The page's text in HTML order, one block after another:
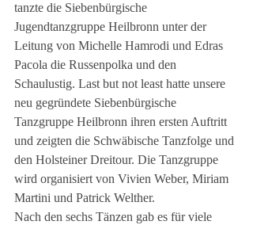
tanzte die Siebenbürgische
Jugendtanzgruppe Heilbronn unter der
Leitung von Michelle Hamrodi und Edras
Pacola die Russenpolka und den
Schaulustig. Last but not least hatte unsere
neu gegründete Siebenbürgische
Tanzgruppe Heilbronn ihren ersten Auftritt
und zeigten die Schwäbische Tanzfolge und
den Holsteiner Dreitour. Die Tanzgruppe
wird organisiert von Vivien Weber, Miriam
Martini und Patrick Welther.
Nach den sechs Tänzen gab es für viele